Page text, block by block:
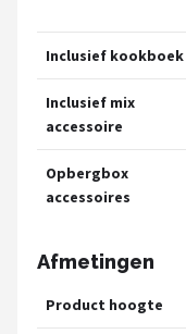
Inclusief kookboek
Inclusief mix
accessoire
Opbergbox
accessoires
Afmetingen
Product hoogte